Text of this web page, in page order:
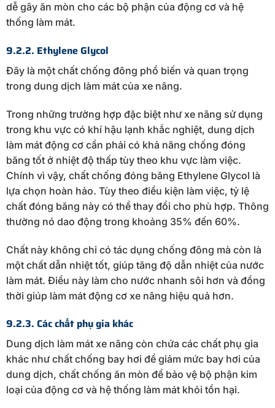
dễ gây ăn mòn cho các bộ phận của động cơ và hệ
thống làm mát.
9.2.2. Ethylene Glycol
Đây là một chất chống đông phổ biến và quan trọng
trong dung dịch làm mát của xe nâng.
Trong những trường hợp đặc biệt như xe nâng sử dụng
trong khu vực có khí hậu lạnh khắc nghiệt, dung dịch
làm mát động cơ cần phải có khả năng chống đóng
băng tốt ở nhiệt độ thấp tùy theo khu vực làm việc.
Chính vì vậy, chất chống đóng băng Ethylene Glycol là
lựa chọn hoàn hảo. Tùy theo điều kiện làm việc, tỷ lệ
chất đóng băng này có thể thay đổi cho phù hợp. Thông
thường nó dao động trong khoảng 35% đến 60%.
Chất này không chỉ có tác dụng chống đông mà còn là
một chất dẫn nhiệt tốt, giúp tăng độ dẫn nhiệt của nước
làm mát. Điều này làm cho nước nhanh sôi hơn và đồng
thời giúp làm mát động cơ xe nâng hiệu quả hơn.
9.2.3. Các chất phụ gia khác
Dung dịch làm mát xe nâng còn chứa các chất phụ gia
khác như chất chống bay hơi để giảm mức bay hơi của
dung dịch, chất chống ăn mòn để bảo vệ bộ phận kim
loại của động cơ và hệ thống làm mát khỏi tổn hại.